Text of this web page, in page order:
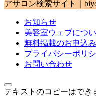
アサロン検索サイト｜
お知らせ
美容室ウェブにつ
無料掲載のお申込み
プライバシーポリ
お問い合わせ
テキストのコピーはでき